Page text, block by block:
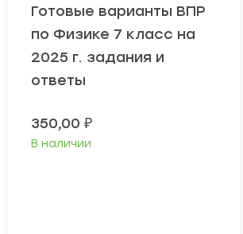
Готовые варианты ВПР
по Физике 7 класс на
2025 г. задания и
ответы
350,00 ₽
В наличии